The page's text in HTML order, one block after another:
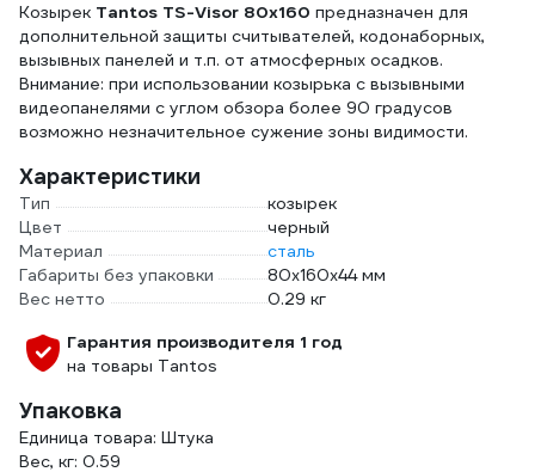
Козырек Tantos TS-Visor 80x160 предназначен для
дополнительной защиты считывателей, кодонаборных,
вызывных панелей и т.п. от атмосферных осадков.
Внимание: при использовании козырька с вызывными
видеопанелями с углом обзора более 90 градусов
возможно незначительное сужение зоны видимости.
Характеристики
Тип
козырек
Цвет
черный
Материал
сталь
Габариты без упаковки
80х160х44 мм
Вес нетто
0.29 кг
Гарантия производителя 1 год
на товары Tantos
Упаковка
Единица товара: Штука
Вес, кг: 0.59